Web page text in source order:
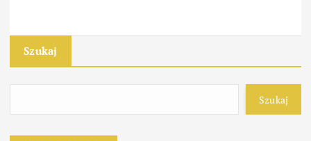
Szukaj
Szukaj